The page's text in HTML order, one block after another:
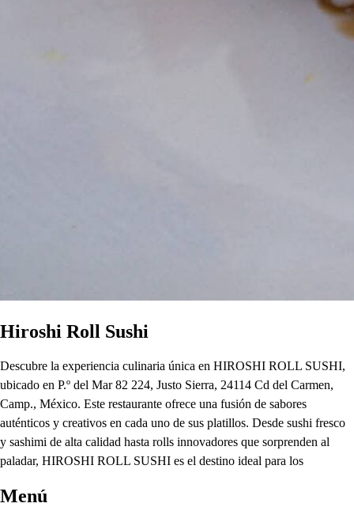
Hiroshi Roll Sushi
Descubre la experiencia culinaria única en HIROSHI ROLL SUSHI,
ubicado en P.º del Mar 82 224, Justo Sierra, 24114 Cd del Carmen,
Camp., México. Este restaurante ofrece una fusión de sabores
auténticos y creativos en cada uno de sus platillos. Desde sushi fresco
y sashimi de alta calidad hasta rolls innovadores que sorprenden al
paladar, HIROSHI ROLL SUSHI es el destino ideal para los
Menú